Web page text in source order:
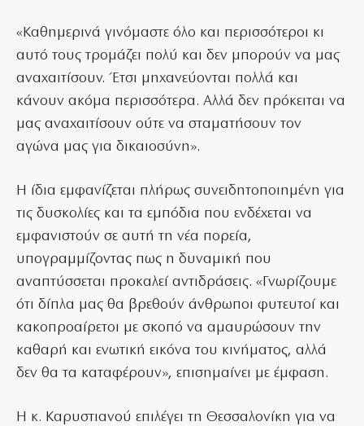
«Καθημερινά γινόμαστε όλο και περισσότεροι κι
αυτό τους τρομάζει πολύ και δεν μπορούν να μας
αναχαιτίσουν. Έτσι μηχανεύονται πολλά και
κάνουν ακόμα περισσότερα. Αλλά δεν πρόκειται να
μας αναχαιτίσουν ούτε να σταματήσουν τον
αγώνα μας για δικαιοσύνη».
Η ίδια εμφανίζεται πλήρως συνειδητοποιημένη για
τις δυσκολίες και τα εμπόδια που ενδέχεται να
εμφανιστούν σε αυτή τη νέα πορεία,
υπογραμμίζοντας πως η δυναμική που
αναπτύσσεται προκαλεί αντιδράσεις. «Γνωρίζουμε
ότι δίπλα μας θα βρεθούν άνθρωποι φυτευτοί και
κακοπροαίρετοι με σκοπό να αμαυρώσουν την
καθαρή και ενωτική εικόνα του κινήματος, αλλά
δεν θα τα καταφέρουν», επισημαίνει με έμφαση.
Η κ. Καρυστιανού επιλέγει τη Θεσσαλονίκη για να